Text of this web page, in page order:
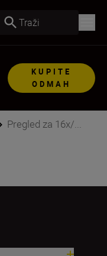
Traži
KUPITE
ODMAH
Pregled za 16x/...